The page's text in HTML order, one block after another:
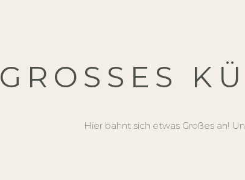
GROSSES
Hier bahnt sich etwas Großes an!